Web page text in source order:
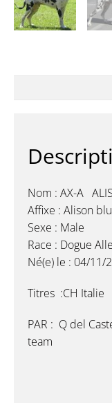
Nom : AX-A
Affixe : Alison
Sexe : Male
Race : Dogue
Né(e) le : 04/11/
Titres :CH Italie
PAR : Q del
team